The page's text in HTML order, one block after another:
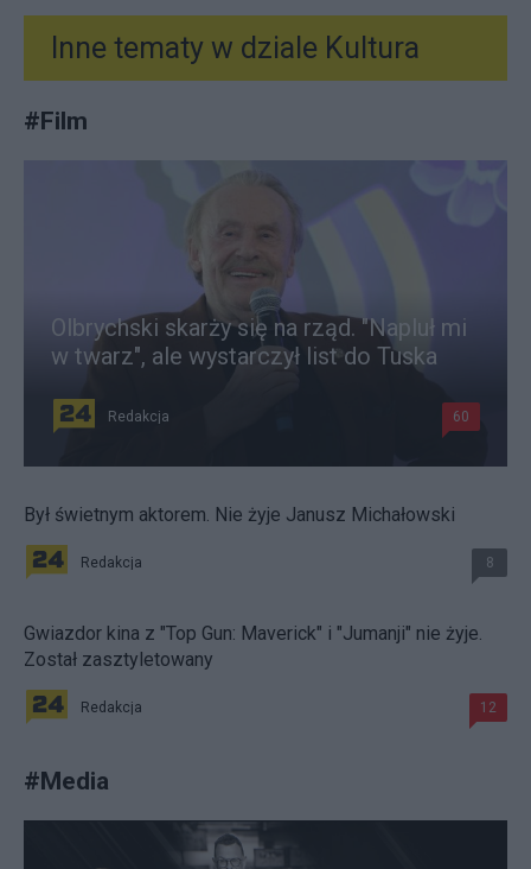
Inne tematy w dziale Kultura
#Film
Olbrychski skarży się na rząd. "Napluł mi
w twarz", ale wystarczył list do Tuska
Redakcja 60
Był świetnym aktorem. Nie żyje Janusz Michałowski
Redakcja 8
Gwiazdor kina z "Top Gun: Maverick" i "Jumanji" nie żyje.
Został zasztyletowany
Redakcja 12
#Media